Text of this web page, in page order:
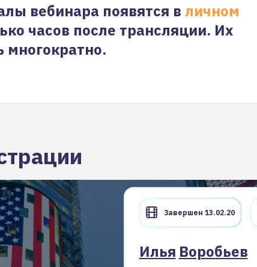
вебинара появятся в личном
часов после трансляции. Их
многократно.
Завершен 13.02.20
Илья Воробьев